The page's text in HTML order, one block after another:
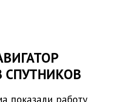
СПУТНИКОВ